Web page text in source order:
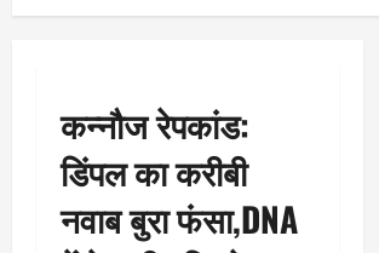
कन्नौज रेपकांड:
डिंपल का करीबी
नवाब बुरा फंसा,DNA